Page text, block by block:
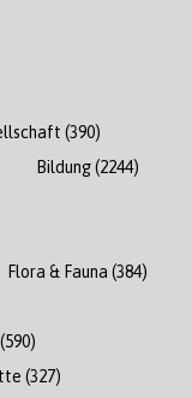
(390)
Bildung(2244)
Flora & Fauna (384)
(590)
(327)